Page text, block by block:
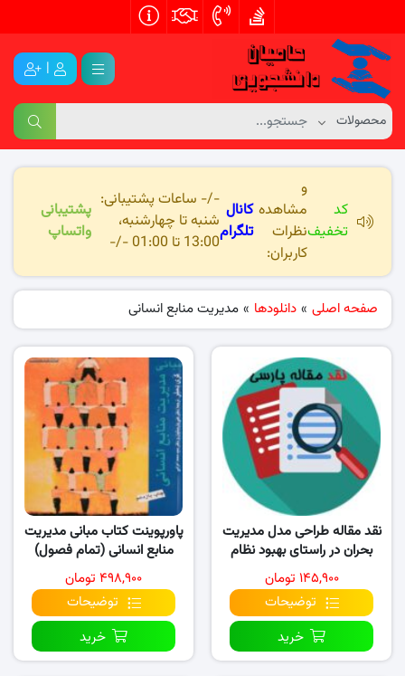
|
کد
تخفیف
و
مشاهده
نظرات
کاربران:
کانال
تلگرام
-/- ساعات پشتیبانی:
شنبه تا چهارشنبه،
13:00 تا 01:00 -/-
پشتیبانی
واتساپ
صفحه اصلی » دانلودها » مدیریت منابع انسانی
نقد مقاله طراحی مدل مدیریت
بحران در راستای بهبود نظام
مدیریت منابع انسانی..
۱۴۵,۹۰۰ تومان
توضیحات
خرید
پاورپوینت کتاب مبانی مدیریت
منابع انسانی (تمام فصول)
۴۹۸,۹۰۰ تومان
توضیحات
خرید